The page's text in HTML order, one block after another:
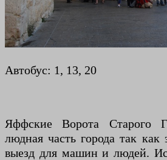
Автобус: 1, 13, 20
Яффские Ворота Старого
людная часть города так как
выезд для машин и людей.